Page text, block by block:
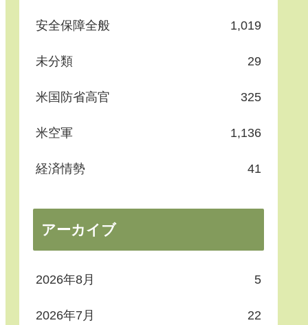
安全保障全般 1,019
未分類 29
米国防省高官 325
米空軍 1,136
経済情勢 41
アーカイブ
2026年8月 5
2026年7月 22